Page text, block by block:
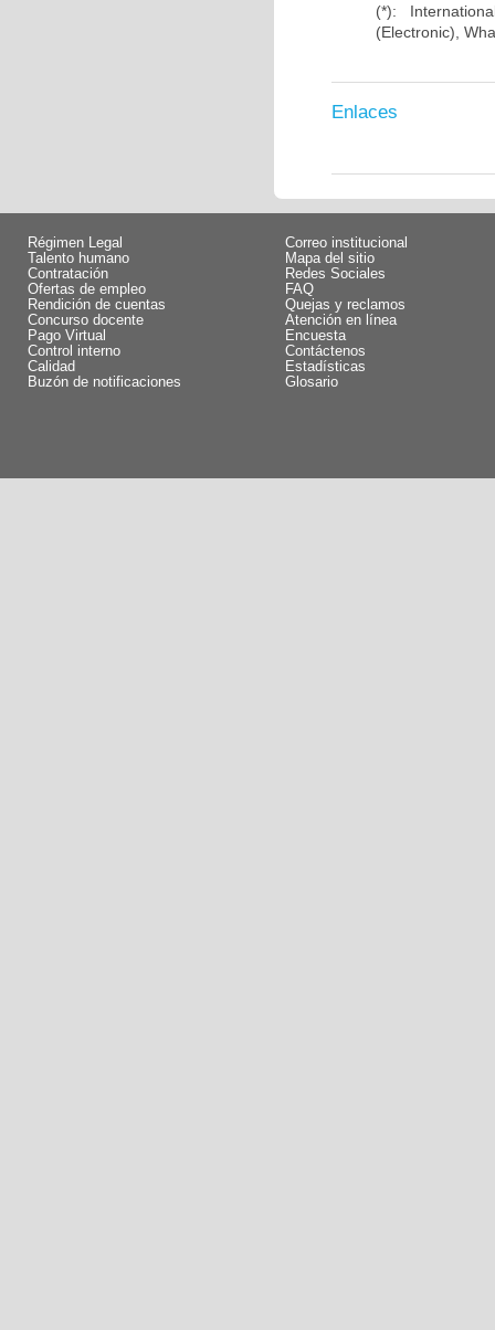
(*):
(Electronic),
Enlaces
Régimen Legal
Talento humano
Contratación
Ofertas de empleo
Rendición de cuentas
Concurso docente
Pago Virtual
Control interno
Calidad
Buzón de notificaciones
Correo institucional
Mapa del sitio
Redes Sociales
FAQ
Quejas y reclamos
Atención en línea
Encuesta
Contáctenos
Estadísticas
Glosario